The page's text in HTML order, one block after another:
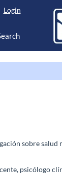
Login
sobre salud
psicólogo